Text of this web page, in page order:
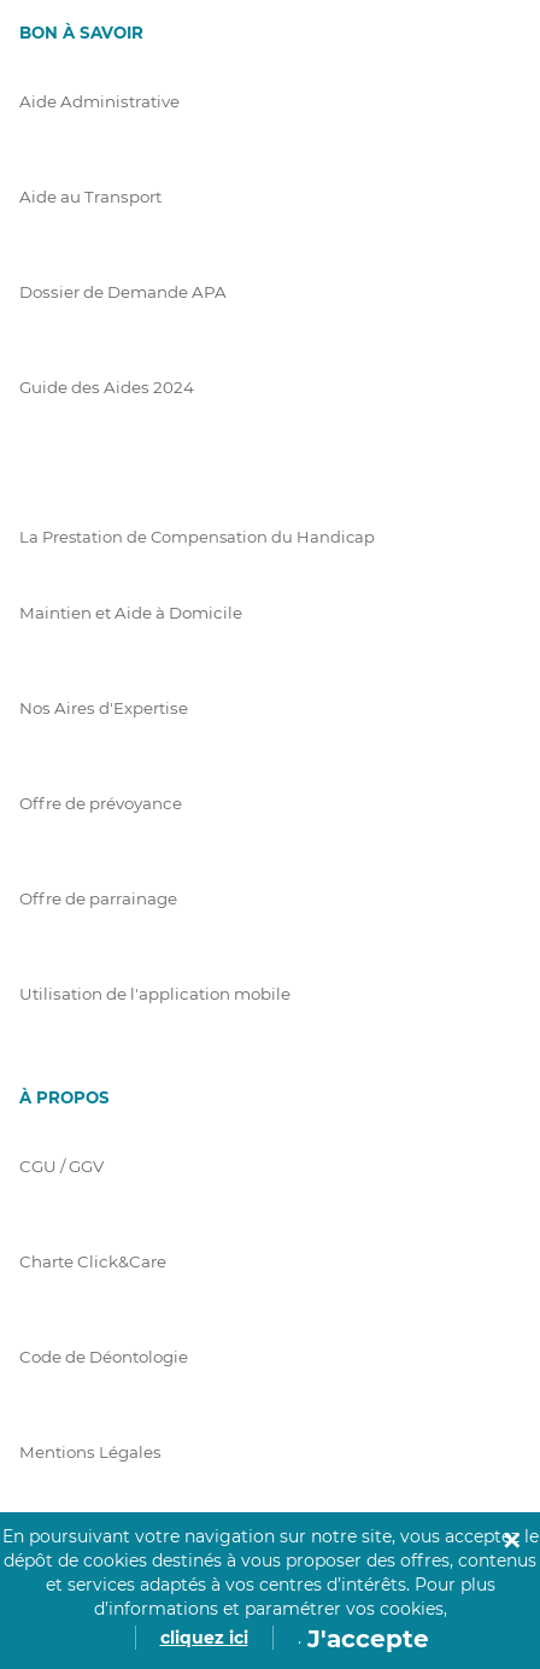
BON À SAVOIR
Aide Administrative
Aide au Transport
Dossier de Demande APA
Guide des Aides 2024
La Prestation de Compensation du Handicap
Maintien et Aide à Domicile
Nos Aires d'Expertise
Offre de prévoyance
Offre de parrainage
Utilisation de l'application mobile
À PROPOS
CGU / GGV
Charte Click&Care
Code de Déontologie
Mentions Légales
Prérequis Click&Care
Protection des Données
En poursuivant votre navigation sur notre site, vous acceptez le
dépôt de cookies destinés à vous proposer des offres, contenus
et services adaptés à vos centres d’intérêts. Pour plus
d’informations et paramétrer vos cookies,
cliquez ici
. J'accepte
✕